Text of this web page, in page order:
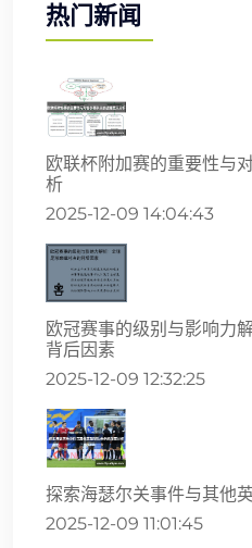
热门新闻
欧联杯附加赛的重要性与
析
2025-12-09 14:04:43
欧冠赛事的级别与影响力
背后因素
2025-12-09 12:32:25
探索海瑟尔关事件与其他
2025-12-09 11:01:45